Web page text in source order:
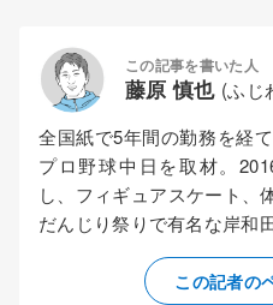
この記事を書いた人
藤原 慎也 (ふじ
全国紙で5年間の勤務を経
プロ野球中日を取材。
し、フィギュアスケート、
だんじり祭りで有名な岸和
この記者の